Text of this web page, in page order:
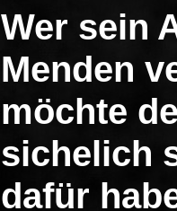
Wer sein
Menden
möchte
sichelich
dafür